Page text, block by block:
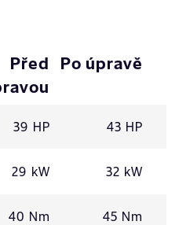
Před Po úpravě
39 HP 43 HP
29 kW 32 kW
40 Nm 45 Nm